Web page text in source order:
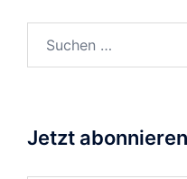
Jetzt abonnieren